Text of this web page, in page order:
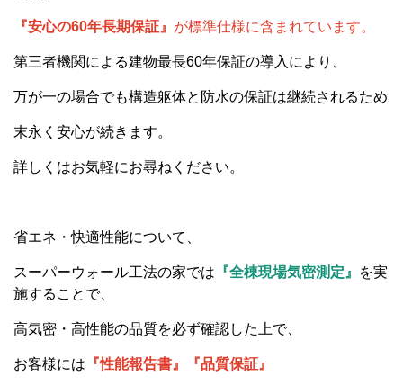
『安心の60年長期保証』 が標準仕様に含まれています。
第三者機関による建物最長60年保証の導入により、
万が一の場合でも構造躯体と防水の保証は継続されるため
末永く安心が続きます。
詳しくはお気軽にお尋ねください。
省エネ・快適性能について、
スーパーウォール工法の家では 『全棟現場気密測定』
を実
施することで、
高気密・高性能の品質を必ず確認した上で、
お客様には 『性能報告書』『品質保証』